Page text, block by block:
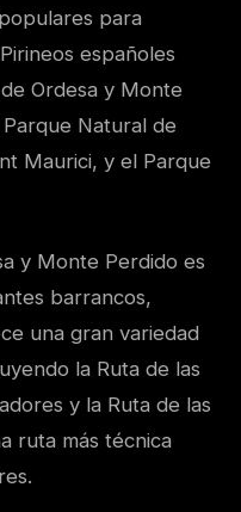
para
españoles
Ordesa y Monte
Natural de
Maurici, y el Parque
y Monte Perdido es
barrancos,
una gran variedad
la Ruta de las
y la Ruta de las
ruta más técnica